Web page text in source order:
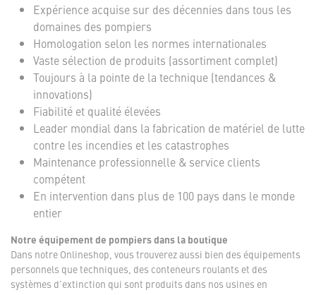
Expérience acquise sur des décennies dans tous les
domaines des pompiers
Homologation selon les normes internationales
Vaste sélection de produits (assortiment complet)
Toujours à la pointe de la technique (tendances &
innovations)
Fiabilité et qualité élevées
Leader mondial dans la fabrication de matériel de lutte
contre les incendies et les catastrophes
Maintenance professionnelle & service clients
compétent
En intervention dans plus de 100 pays dans le monde
entier
Notre équipement de pompiers dans la boutique
Dans notre Onlineshop, vous trouverez aussi bien des équipements
personnels que techniques, des conteneurs roulants et des
systèmes d'extinction qui sont produits dans nos usines en